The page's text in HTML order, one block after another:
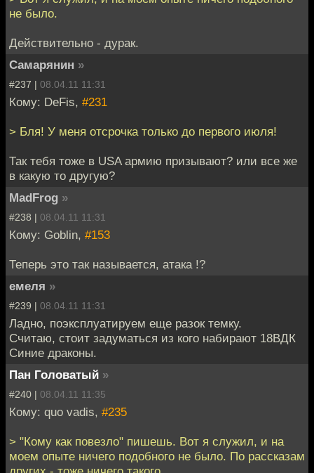
не было.
Действительно - дурак.
Самарянин »
#237 | 08.04.11 11:31
Кому: DeFis, #231
> Бля! У меня отсрочка только до первого июля!
Так тебя тоже в USA армию призывают? или все же
в какую то другую?
MadFrog »
#238 | 08.04.11 11:31
Кому: Goblin, #153
Теперь это так называется, атака !?
емеля »
#239 | 08.04.11 11:31
Ладно, поэксплуатируем еще разок темку.
Считаю, стоит задуматься из кого набирают 18ВДК
Синие драконы.
Пан Головатый »
#240 | 08.04.11 11:35
Кому: quo vadis, #235
> "Кому как повезло" пишешь. Вот я служил, и на
моем опыте ничего подобного не было. По рассказам